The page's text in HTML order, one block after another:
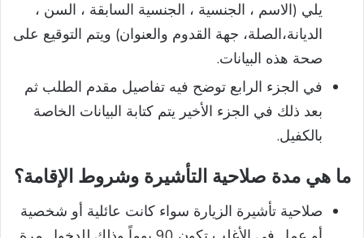
يلي (الاسم ، الجنسية ، الجنسية السابقة ، السن ،
الديانة،الصلة، جهة القدوم والعنوان) ويتم التوقيع على
صحة هذه البيانات.
في الجزء الرابع توضح فيه تفاصيل مقدم الطلب ثم
بعد ذلك في الجزء الأخير يتم كتابة البيانات الخاصة
بالكفيل.
ما هي مدة صلاحية التأشيرة وشروط الإقامة؟
صلاحية تأشيرة الزيارة سواء كانت عائلية أو شخصية